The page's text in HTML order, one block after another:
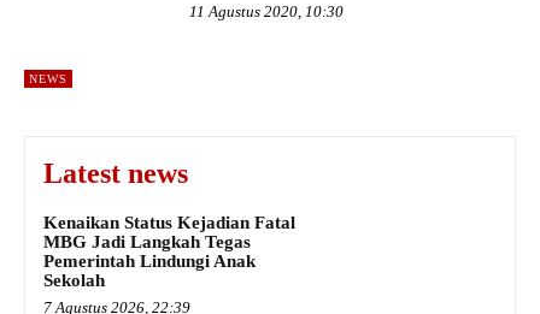
NEWS
11 Agustus 2020, 10:30
Latest news
Kenaikan Status Kejadian Fatal
MBG Jadi Langkah Tegas
Pemerintah Lindungi Anak
Sekolah
7 Agustus 2026, 22:39